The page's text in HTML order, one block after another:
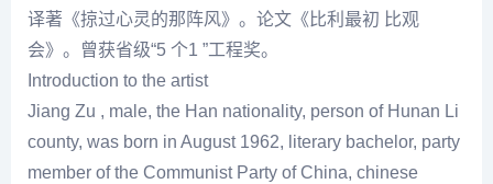
译著《掠过心灵的那阵风》。论文《比利最初 比观
会》。曾获省级“5 个1 ”工程奖。
Introduction to the artist
Jiang Zu , male, the Han nationality, person of Hunan Li
county, was born in August 1962, literary bachelor, party
member of the Communist Party of China, chinese